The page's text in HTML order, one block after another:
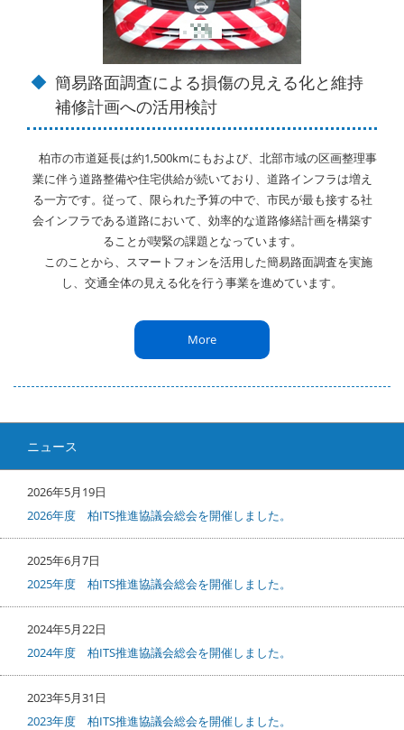
簡易路面調査による損傷の見える化と維持
補修計画への活用検討
柏市の市道延長は約1,500kmにもおよび、北部市域の区画整理事
業に伴う道路整備や住宅供給が続いており、道路インフラは増え
る一方です。従って、限られた予算の中で、市民が最も接する社
会インフラである道路において、効率的な道路修繕計画を構築す
ることが喫緊の課題となっています。
このことから、スマートフォンを活用した簡易路面調査を実施
し、交通全体の見える化を行う事業を進めています。
More
ニュース
2026年5月19日
2026年度 柏ITS推進協議会総会を開催しました。
2025年6月7日
2025年度 柏ITS推進協議会総会を開催しました。
2024年5月22日
2024年度 柏ITS推進協議会総会を開催しました。
2023年5月31日
2023年度 柏ITS推進協議会総会を開催しました。